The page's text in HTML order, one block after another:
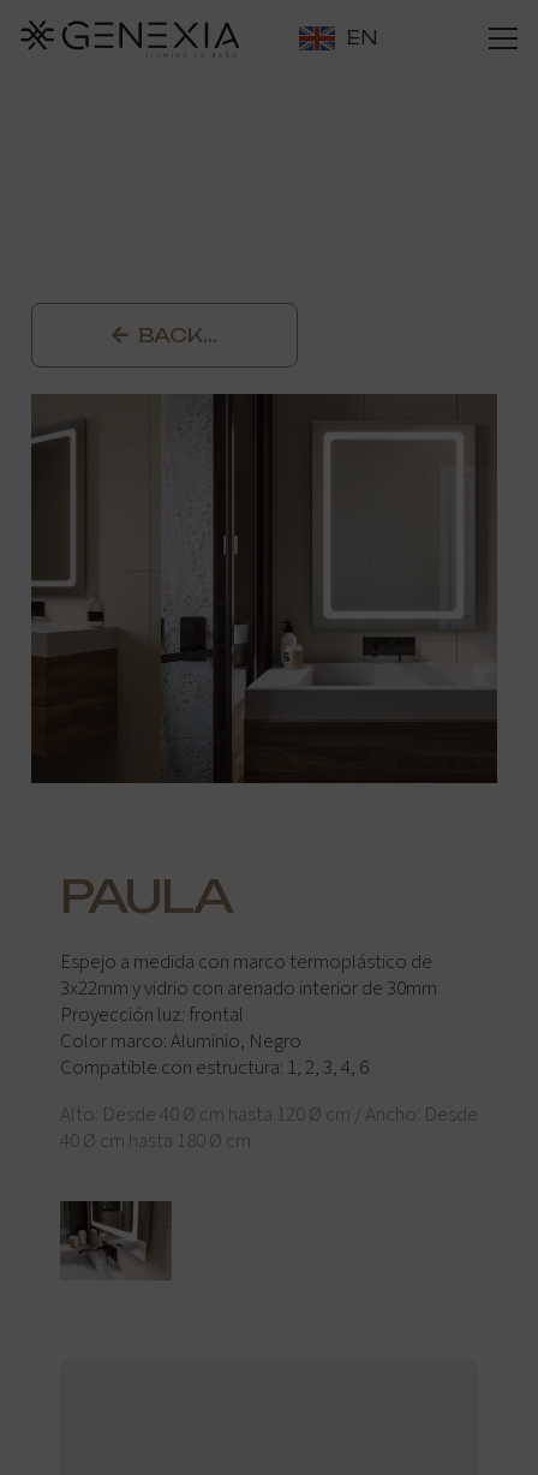
EN
BACK…
PAULA
Espejo a medida con marco termoplástico de
3x22mm y vidrio con arenado interior de 30mm
Proyección luz: frontal
Color marco: Aluminio, Negro
Compatible con estructura: 1, 2, 3, 4, 6
Alto: Desde 40 Ø cm hasta 120 Ø cm / Ancho: Desde
40 Ø cm hasta 180 Ø cm